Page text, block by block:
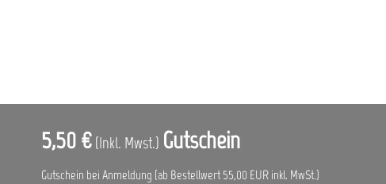
5,50 € (Inkl. Mwst.) Gutschein
Gutschein bei Anmeldung (ab Bestellwert 55,00 EUR inkl. MwSt.)